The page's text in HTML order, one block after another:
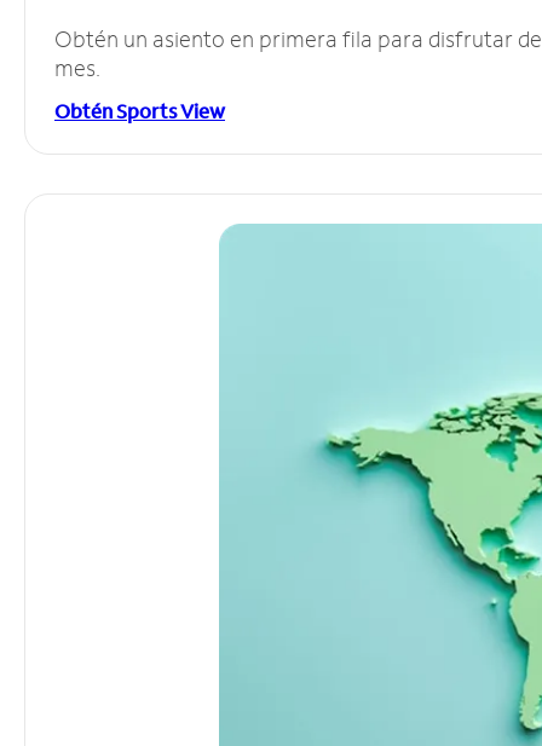
Obtén un asiento en primera fila para disfrutar
mes.
Obtén Sports View